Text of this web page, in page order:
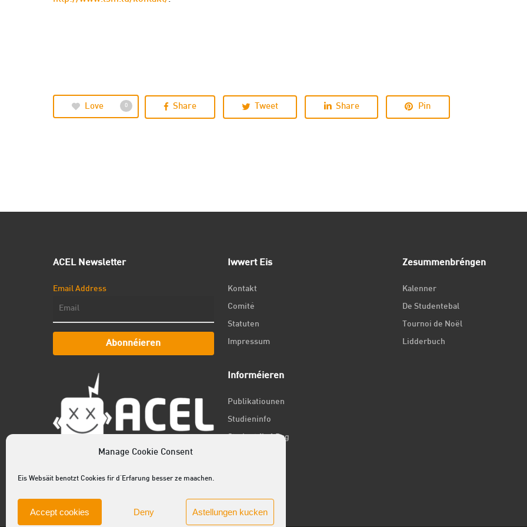
Manage Cookie Consent
Eis Websäit benotzt Cookies fir d'Erfarung besser ze maachen.
Accept cookies Deny Astellungen kucken
Love 0 Share Tweet Share Pin
ACEL Newsletter
Email Address
Abonnéieren
Iwwert Eis
Kontakt
Comité
Statuten
Impressum
Informéieren
Publikatiounen
Studieninfo
Student fir 1 Dag
Zesummenbréngen
Kalenner
De Studentebal
Tournoi de Noël
Lidderbuch